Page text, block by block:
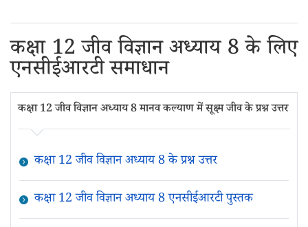
कक्षा 12 जीव विज्ञान अध्याय 8 के लिए
एनसीईआरटी समाधान
कक्षा 12 जीव विज्ञान अध्याय 8 मानव कल्याण में सूक्ष्म जीव के प्रश्न उत्तर
कक्षा 12 जीव विज्ञान अध्याय 8 के प्रश्न उत्तर
कक्षा 12 जीव विज्ञान अध्याय 8 एनसीईआरटी पुस्तक